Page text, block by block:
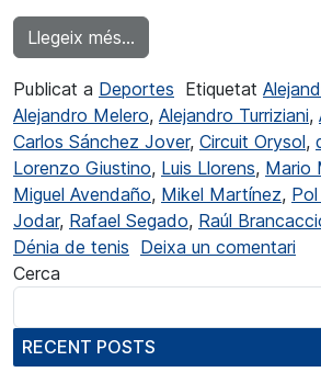
Llegeix més…
Publicat a Deportes Etiquetat
Alejandro Melero, Alejandro Turriziani,
Carlos Sánchez Jover, Circuit Orysol,
Lorenzo Giustino, Luis Llorens, Mario
Miguel Avendaño, Mikel Martínez,
Jodar, Rafael Segado, Raúl
Dénia de tenis Deixa un comentari
Cerca
RECENT POSTS